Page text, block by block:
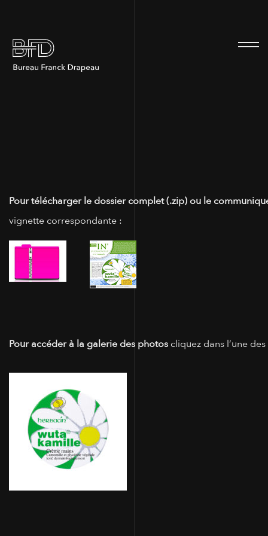
Pour télécharger le dossier complet (.zip) ou le
vignette correspondante :
Pour accéder à la galerie des photos cliquez dans l’une